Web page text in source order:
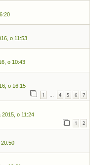
o 11:53
o 10:43
o 16:15
1 … 4 5 6 7
2015, o 11:24
1 2
20:50